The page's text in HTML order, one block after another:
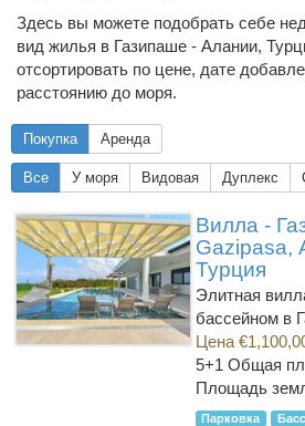
Здесь вы можете подобрать себе
вид жилья в Газипаше - Алании,
отсортировать по цене, дате
расстоянию до моря.
Покупка Аренда
Все У моря Видовая Дуплекс
Вилла -
Gazipasa,
Турция
Элитная
бассейном в
Цена
5+1 Общая
Площадь
Парковка